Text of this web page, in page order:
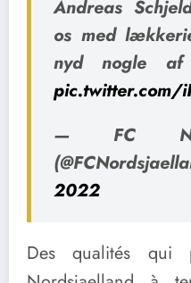
Andreas
os med
nyd nogle
pic.twitter.com/
— FC
2022
Des qualités qui